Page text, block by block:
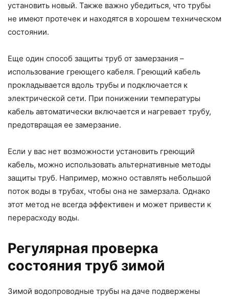
установить новый. Также важно убедиться, что трубы
не имеют протечек и находятся в хорошем техническом
состоянии.
Еще один способ защиты труб от замерзания –
использование греющего кабеля. Греющий кабель
прокладывается вдоль трубы и подключается к
электрической сети. При понижении температуры
кабель автоматически включается и нагревает трубу,
предотвращая ее замерзание.
Если у вас нет возможности установить греющий
кабель, можно использовать альтернативные методы
защиты труб. Например, можно оставлять небольшой
поток воды в трубах, чтобы она не замерзала. Однако
этот метод не всегда эффективен и может привести к
перерасходу воды.
Регулярная проверка
состояния труб зимой
Зимой водопроводные трубы на даче подвержены